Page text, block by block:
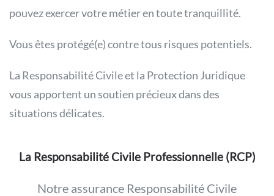
pouvez exercer votre métier en toute tranquillité.
Vous êtes protégé(e) contre tous risques potentiels.
La Responsabilité Civile et la Protection Juridique
vous apportent un soutien précieux dans des
situations délicates.
La Responsabilité Civile Professionnelle (RCP)
Notre assurance Responsabilité Civile